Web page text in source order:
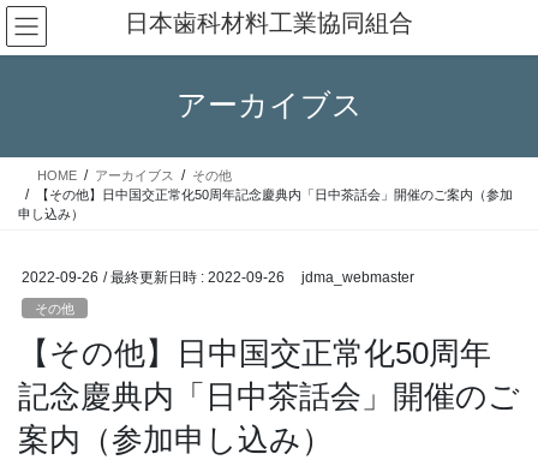
コ
ン
テ
ス
ナ
ビ
ゲ
ン
日本歯科材料工業協同組合
アーカイブス
HOME アーカイブス
その他
【その他】日中国交正常化50周年記念慶典内「日中茶話会」開催のご案内（参加
申し込み）
2022-09-26 / 最終更新日時 : 2022-09-26 jdma_webmaster
その他
【その他】日中国交正常化50周年
記念慶典内「日中茶話会」開催のご
案内（参加申し込み）